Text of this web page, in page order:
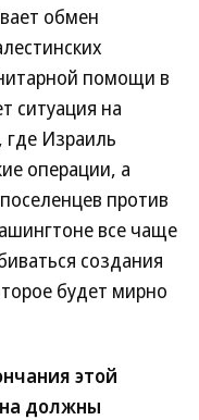
обмен
помощи в
ситуация на
где Израиль
операции, а
против
все чаще
создания
будет мирно
этой
должны